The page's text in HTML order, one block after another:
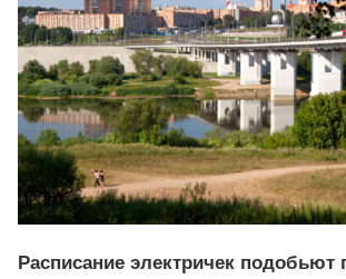
Расписание электричек подобьют